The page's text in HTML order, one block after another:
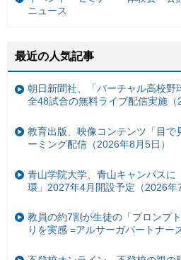
ニュース
最近の人気記事
朝日新聞社、「バーチャル高校野
全48試合の無料ライブ配信実施（
教育出版、映像コンテンツ「目で
ーミング配信（2026年8月5日）
青山学院大学、青山キャンパスに
環」2027年4月開設予定（2026年
教員の約7割が生徒の「プロンプ
りを実感 =アルサーガパートナー